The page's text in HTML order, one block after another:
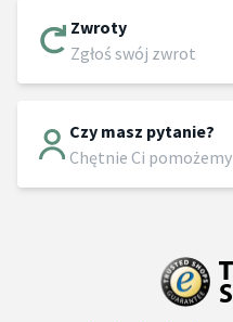
Zwroty
Zgłoś swój zwrot
Czy masz pytanie?
Chętnie Ci pomożemy